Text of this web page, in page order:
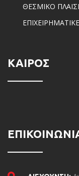
ΘΕΣΜΙΚΟ
ΚΑΙΡΟΣ